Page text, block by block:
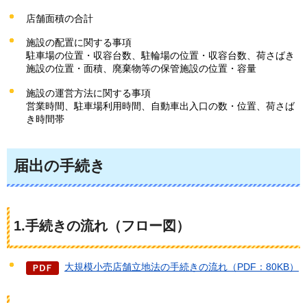
店舗面積の合計
施設の配置に関する事項
駐車場の位置・収容台数、駐輪場の位置・収容台数、荷さばき
施設の位置・面積、廃棄物等の保管施設の位置・容量
施設の運営方法に関する事項
営業時間、駐車場利用時間、自動車出入口の数・位置、荷さば
き時間帯
届出の手続き
1.手続きの流れ（フロー図）
大規模小売店舗立地法の手続きの流れ（PDF：80KB）